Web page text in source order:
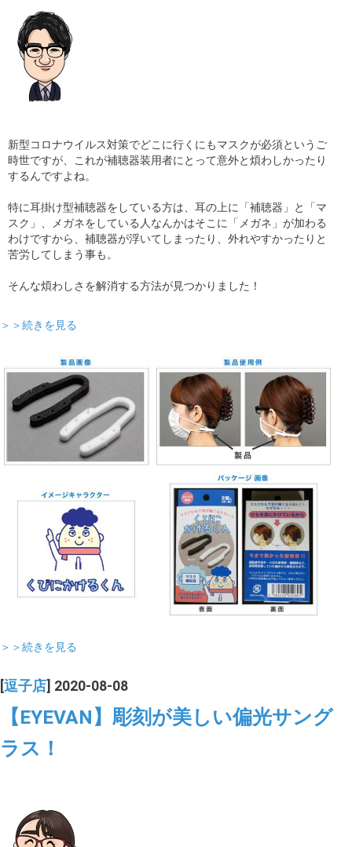
新型コロナウイルス対策でどこに行くにもマスクが必須というご
時世ですが、これが補聴器装用者にとって意外と煩わしかったり
するんですよね。
特に耳掛け型補聴器をしている方は、耳の上に「補聴器」と「マ
スク」、メガネをしている人なんかはそこに「メガネ」が加わる
わけですから、補聴器が浮いてしまったり、外れやすかったりと
苦労してしまう事も。
そんな煩わしさを解消する方法が見つかりました！
＞＞続きを見る
＞＞続きを見る
[逗子店] 2020-08-08
【EYEVAN】彫刻が美しい偏光サング
ラス！